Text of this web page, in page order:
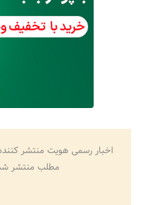
اخبار رسمی هویت منتشر
مطلب منتشر